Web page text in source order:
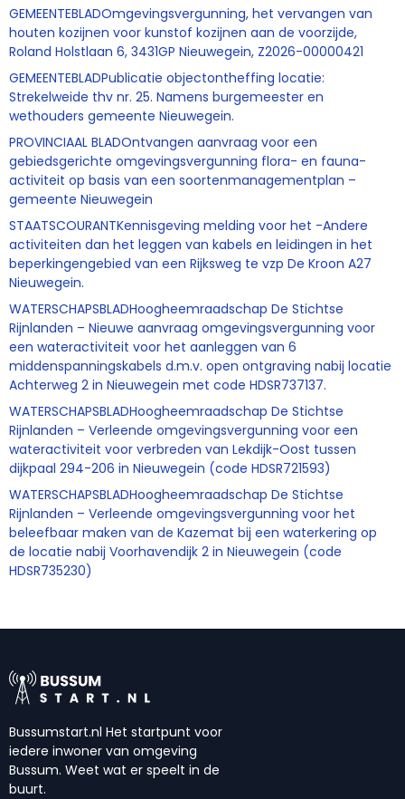
GEMEENTEBLADOmgevingsvergunning, het vervangen van
houten kozijnen voor kunstof kozijnen aan de voorzijde,
Roland Holstlaan 6, 3431GP Nieuwegein, Z2026-00000421
GEMEENTEBLADPublicatie objectontheffing locatie:
Strekelweide thv nr. 25. Namens burgemeester en
wethouders gemeente Nieuwegein.
PROVINCIAAL BLADOntvangen aanvraag voor een
gebiedsgerichte omgevingsvergunning flora- en fauna-
activiteit op basis van een soortenmanagementplan –
gemeente Nieuwegein
STAATSCOURANTKennisgeving melding voor het -Andere
activiteiten dan het leggen van kabels en leidingen in het
beperkingengebied van een Rijksweg te vzp De Kroon A27
Nieuwegein.
WATERSCHAPSBLADHoogheemraadschap De Stichtse
Rijnlanden – Nieuwe aanvraag omgevingsvergunning voor
een wateractiviteit voor het aanleggen van 6
middenspanningskabels d.m.v. open ontgraving nabij locatie
Achterweg 2 in Nieuwegein met code HDSR737137.
WATERSCHAPSBLADHoogheemraadschap De Stichtse
Rijnlanden – Verleende omgevingsvergunning voor een
wateractiviteit voor verbreden van Lekdijk-Oost tussen
dijkpaal 294-206 in Nieuwegein (code HDSR721593)
WATERSCHAPSBLADHoogheemraadschap De Stichtse
Rijnlanden – Verleende omgevingsvergunning voor het
beleefbaar maken van de Kazemat bij een waterkering op
de locatie nabij Voorhavendijk 2 in Nieuwegein (code
HDSR735230)
Bussumstart.nl Het startpunt voor
iedere inwoner van omgeving
Bussum. Weet wat er speelt in de
buurt.